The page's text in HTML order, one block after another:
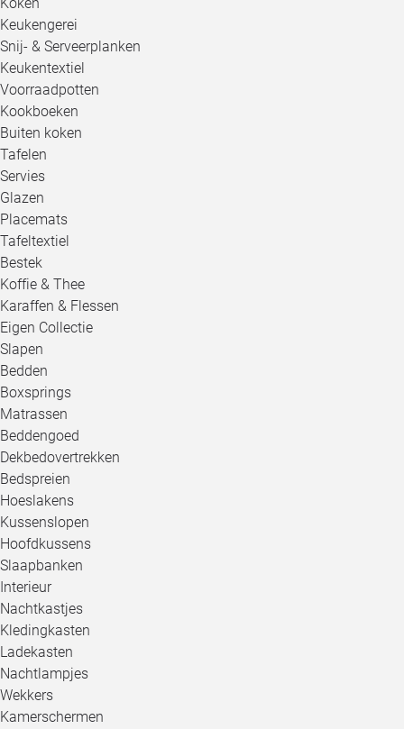
Keukengerei
Snij- & Serveerplanken
Keukentextiel
Voorraadpotten
Kookboeken
Buiten koken
Tafelen
Servies
Glazen
Placemats
Tafeltextiel
Bestek
Koffie & Thee
Karaffen & Flessen
Eigen Collectie
Slapen
Bedden
Boxsprings
Matrassen
Beddengoed
Dekbedovertrekken
Bedspreien
Hoeslakens
Kussenslopen
Hoofdkussens
Slaapbanken
Interieur
Nachtkastjes
Kledingkasten
Ladekasten
Nachtlampjes
Wekkers
Kamerschermen